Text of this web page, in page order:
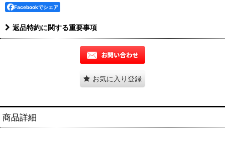
Facebookでシェア
返品特約に関する重要事項
お気に入り登録
商品詳細